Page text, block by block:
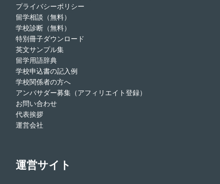
プライバシーポリシー
留学相談（無料）
学校診断（無料）
特別冊子ダウンロード
英文サンプル集
留学用語辞典
学校申込書の記入例
学校関係者の方へ
アンバサダー募集（アフィリエイト登録）
お問い合わせ
代表挨拶
運営会社
運営サイト